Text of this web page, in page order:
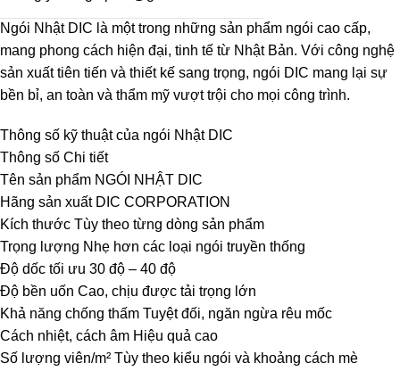
Ngói Nhật DIC là một trong những sản phẩm ngói cao cấp,
mang phong cách hiện đại, tinh tế từ Nhật Bản. Với công nghệ
sản xuất tiên tiến và thiết kế sang trọng, ngói DIC mang lại sự
bền bỉ, an toàn và thẩm mỹ vượt trội cho mọi công trình.
Thông số kỹ thuật của ngói Nhật DIC
Thông số Chi tiết
Tên sản phẩm NGÓI NHẬT DIC
Hãng sản xuất DIC CORPORATION
Kích thước Tùy theo từng dòng sản phẩm
Trọng lượng Nhẹ hơn các loại ngói truyền thống
Độ dốc tối ưu 30 độ – 40 độ
Độ bền uốn Cao, chịu được tải trọng lớn
Khả năng chống thấm Tuyệt đối, ngăn ngừa rêu mốc
Cách nhiệt, cách âm Hiệu quả cao
Số lượng viên/m² Tùy theo kiểu ngói và khoảng cách mè